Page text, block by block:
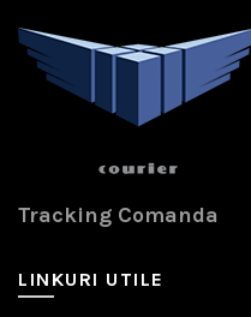
Tracking Comanda
LINKURI UTILE